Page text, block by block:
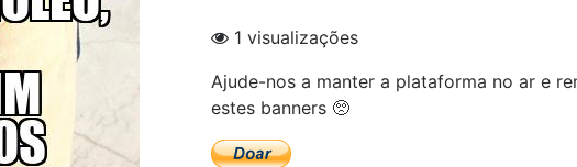
1 visualizações
Ajude-nos a manter a plataforma no ar e
estes banners 🥺